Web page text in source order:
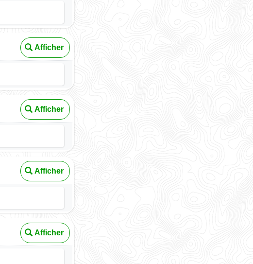
Afficher
Afficher
Afficher
Afficher